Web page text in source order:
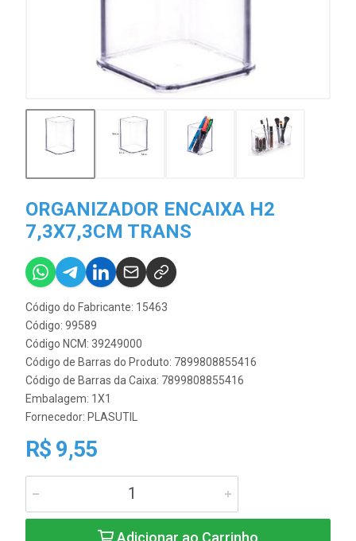
ORGANIZADOR ENCAIXA H2
7,3X7,3CM TRANS
Código do Fabricante: 15463
Código: 99589
Código NCM: 39249000
Código de Barras do Produto: 7899808855416
Código de Barras da Caixa: 7899808855416
Embalagem: 1X1
Fornecedor: PLASUTIL
R$ 9,55
Adicionar ao Carrinho